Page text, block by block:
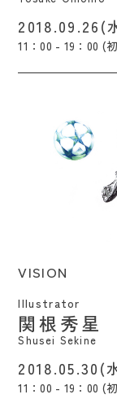
2018.09.26(
11：00 - 19：00 (
VISION
Illustrator
関根秀星
Shusei Sekine
2018.05.30(
11：00 - 19：00 (